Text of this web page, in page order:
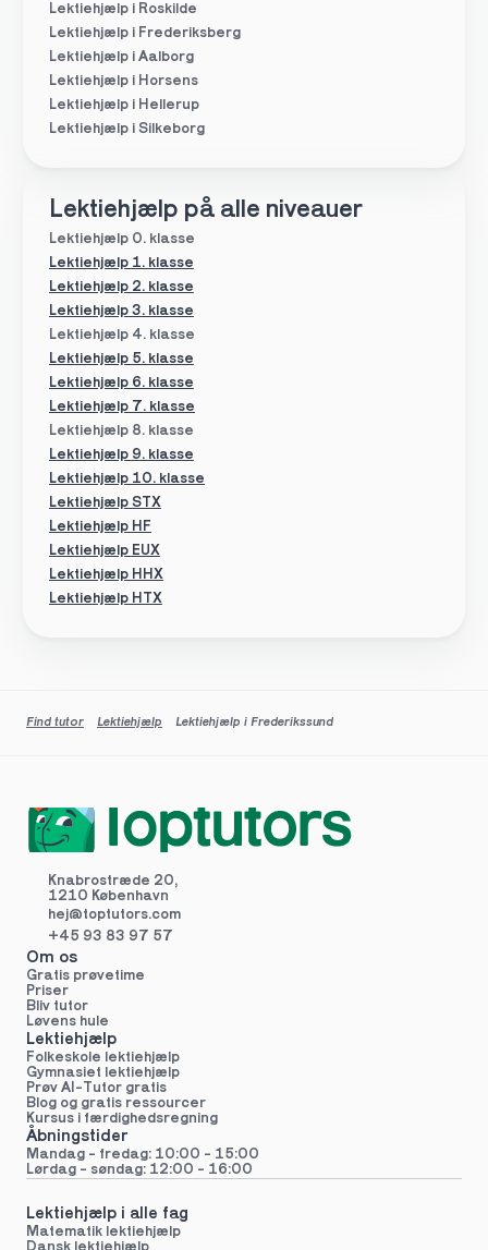
Lektiehjælp i Roskilde
Lektiehjælp i Frederiksberg
Lektiehjælp i Aalborg
Lektiehjælp i Horsens
Lektiehjælp i Hellerup
Lektiehjælp i Silkeborg
Lektiehjælp på alle niveauer
Lektiehjælp 0. klasse
Lektiehjælp 4. klasse
Lektiehjælp 5. klasse
Lektiehjælp 8. klasse
Lektiehjælp 1. klasse
Lektiehjælp 6. klasse
Lektiehjælp 7. klasse
Lektiehjælp 2. klasse
Lektiehjælp 3. klasse
Lektiehjælp 9. klasse
Lektiehjælp 10. klasse
Lektiehjælp HF
Lektiehjælp EUX
Lektiehjælp STX
Lektiehjælp HHX
Lektiehjælp HTX
Find tutor Lektiehjælp Lektiehjælp i Frederikssund
Knabrostræde 20,
1210 København
hej@toptutors.com
+45 93 83 97 57
Om os
Gratis prøvetime
Priser
Bliv tutor
Løvens hule
Lektiehjælp
Folkeskole lektiehjælp
Gymnasiet lektiehjælp
Prøv AI-Tutor gratis
Blog og gratis ressourcer
Kursus i færdighedsregning
Åbningstider
Mandag - fredag: 10:00 - 15:00
Lørdag - søndag: 12:00 - 16:00
Lektiehjælp i alle fag
Matematik lektiehjælp